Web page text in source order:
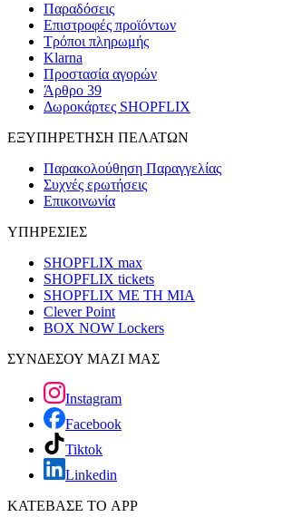
Παραδόσεις
Επιστροφές προϊόντων
Τρόποι πληρωμής
Klarna
Προστασία αγορών
Άρθρο 39
Δωροκάρτες SHOPFLIX
ΕΞΥΠΗΡΕΤΗΣΗ ΠΕΛΑΤΩΝ
Παρακολούθηση Παραγγελίας
Συχνές ερωτήσεις
Επικοινωνία
ΥΠΗΡΕΣΙΕΣ
SHOPFLIX max
SHOPFLIX tickets
SHOPFLIX ΜΕ ΤΗ ΜΙΑ
Clever Point
BOX NOW Lockers
ΣΥΝΔΕΣΟΥ ΜΑΖΙ ΜΑΣ
Instagram
Facebook
Tiktok
Linkedin
ΚΑΤΕΒΑΣΕ ΤΟ APP